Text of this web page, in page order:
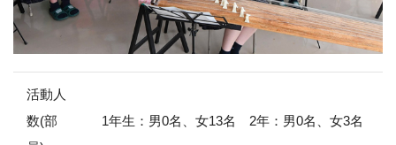
活動人
数(部
1年生：男0名、女13名 2年：男0名、女3名